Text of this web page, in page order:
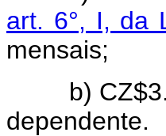
art. 6°, I, da
mensais;
b)
dependente.